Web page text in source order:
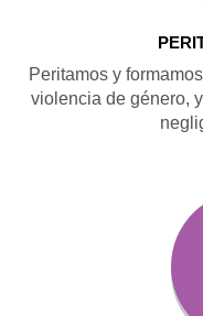
Peritamos y
violencia de género,